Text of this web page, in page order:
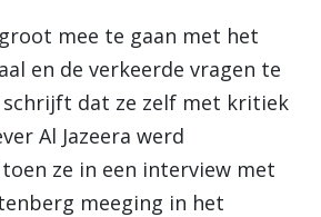
mee te gaan met het
en de verkeerde vragen te
schrijft dat ze zelf met kritiek
Al Jazeera werd
ze in een interview met
meeging in het